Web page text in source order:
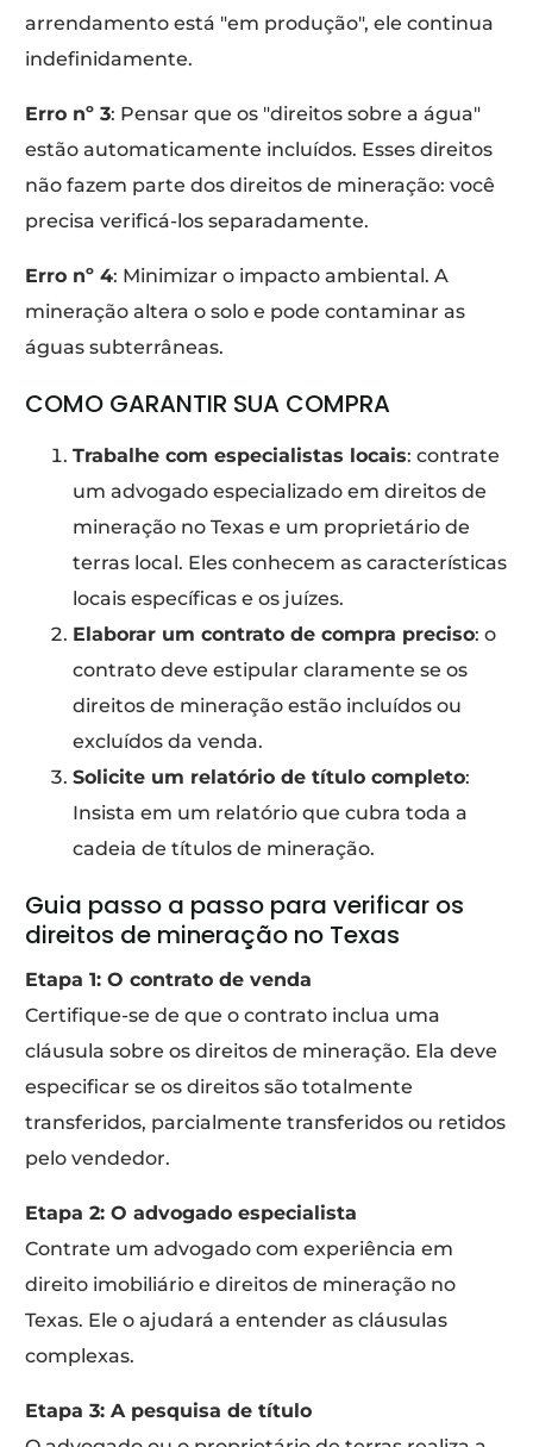
arrendamento está "em produção", ele continua
indefinidamente.
Erro nº 3: Pensar que os "direitos sobre a água"
estão automaticamente incluídos. Esses direitos
não fazem parte dos direitos de mineração: você
precisa verificá-los separadamente.
Erro nº 4: Minimizar o impacto ambiental. A
mineração altera o solo e pode contaminar as
águas subterrâneas.
COMO GARANTIR SUA COMPRA
Trabalhe com especialistas locais: contrate
um advogado especializado em direitos de
mineração no Texas e um proprietário de
terras local. Eles conhecem as características
locais específicas e os juízes.
Elaborar um contrato de compra preciso: o
contrato deve estipular claramente se os
direitos de mineração estão incluídos ou
excluídos da venda.
Solicite um relatório de título completo:
Insista em um relatório que cubra toda a
cadeia de títulos de mineração.
Guia passo a passo para verificar os
direitos de mineração no Texas
Etapa 1: O contrato de venda
Certifique-se de que o contrato inclua uma
cláusula sobre os direitos de mineração. Ela deve
especificar se os direitos são totalmente
transferidos, parcialmente transferidos ou retidos
pelo vendedor.
Etapa 2: O advogado especialista
Contrate um advogado com experiência em
direito imobiliário e direitos de mineração no
Texas. Ele o ajudará a entender as cláusulas
complexas.
Etapa 3: A pesquisa de título